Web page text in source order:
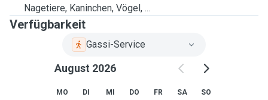
Nagetiere, Kaninchen, Vögel, ...
Verfügbarkeit
Gassi-Service
August 2026
MO DI MI DO FR SA SO